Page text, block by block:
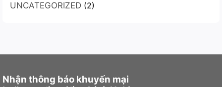
chọn
đợi,
UNCATEGORIZED (2)
Nhận thông báo khuyến mại